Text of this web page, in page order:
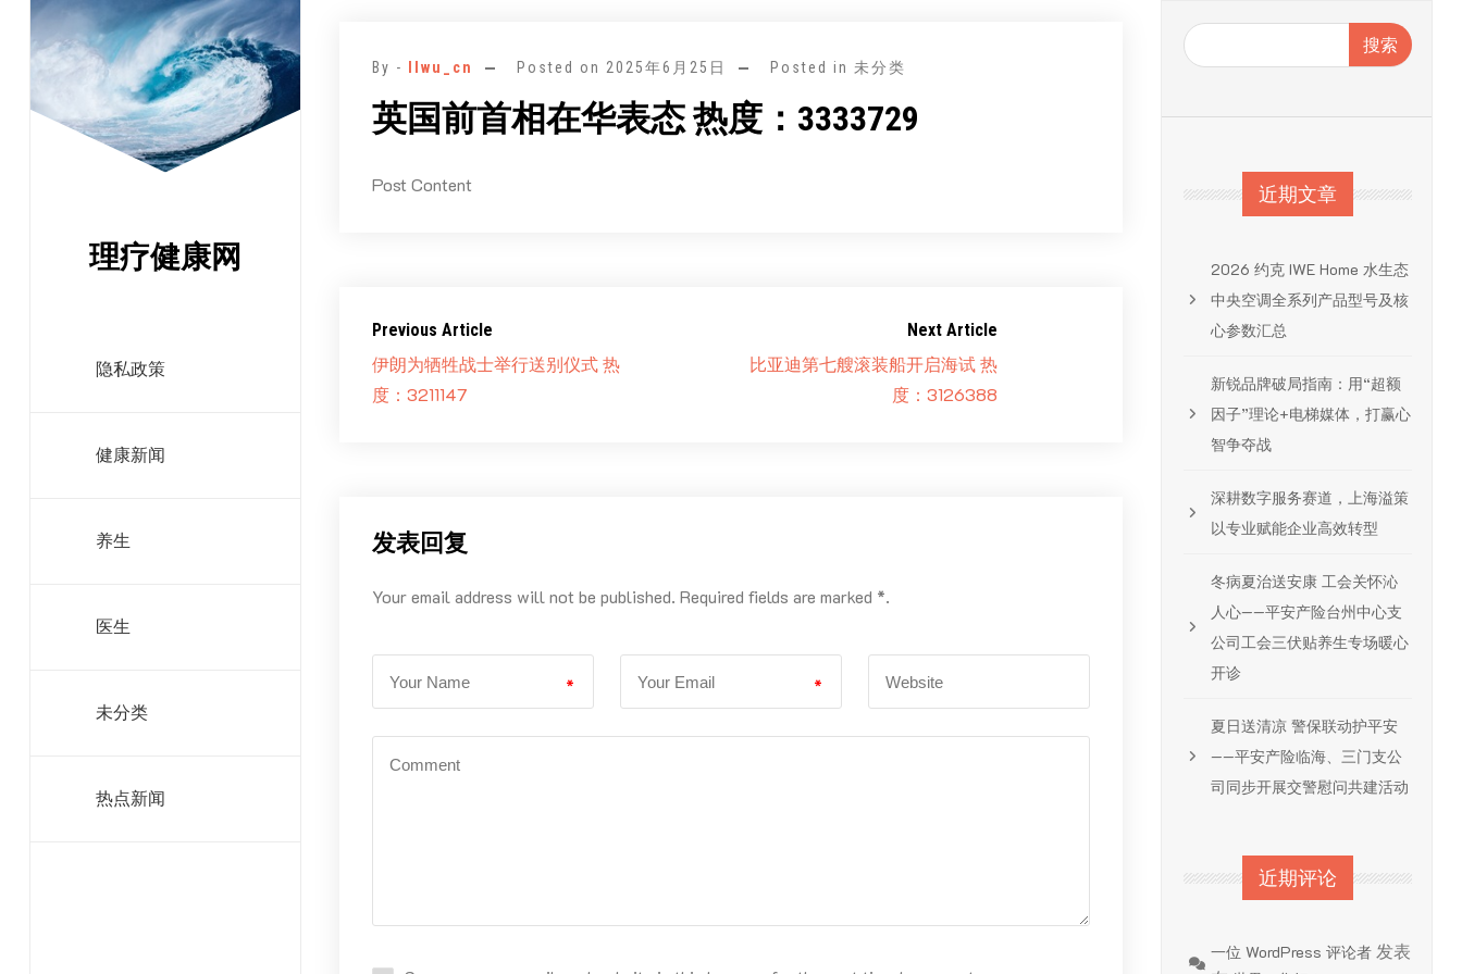
理疗健康网
隐私政策
健康新闻
养生
医生
未分类
热点新闻
By - llwu_cn Posted on 2025年6月25日 Posted in 未分类
英国前首相在华表态 热度：3333729
Post Content
Previous Article
伊朗为牺牲战士举行送别仪式 热
度：3211147
Next Article
比亚迪第七艘滚装船开启海试 热
度：3126388
发表回复
Your email address will not be published. Required fields are marked *.
* *
搜索
近期文章
2026 约克 IWE Home 水生态
中央空调全系列产品型号及核
心参数汇总
新锐品牌破局指南：用“超额
因子”理论+电梯媒体，打赢心
智争夺战
深耕数字服务赛道，上海溢策
以专业赋能企业高效转型
冬病夏治送安康 工会关怀沁
人心——平安产险台州中心支
公司工会三伏贴养生专场暖心
开诊
夏日送清凉 警保联动护平安
——平安产险临海、三门支公
司同步开展交警慰问共建活动
近期评论
一位 WordPress 评论者 发表